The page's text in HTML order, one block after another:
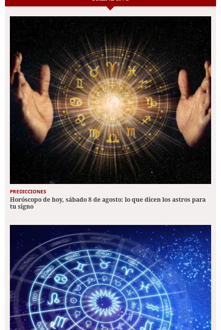
PREDICCIONES
Horóscopo de hoy, sábado 8 de agosto: lo que dicen los astros para
tu signo